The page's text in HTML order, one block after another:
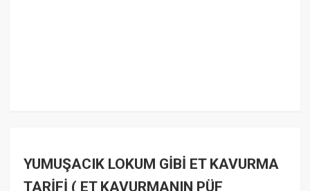
YUMUŞACIK LOKUM GİBİ ET KAVURMA
TARİFİ ( ET KAVURMANIN PÜF